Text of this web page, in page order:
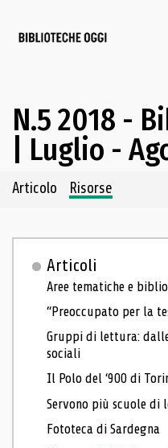
N.5 2018 -
| Luglio -
Navigazione dei contenuti
Articolo Risorse
Articoli
Aree tematiche e
“Preoccupato per la
Gruppi di lettura:
sociali
Il Polo del ‘900 di
Servono più scuole
Fototeca di Sardegna